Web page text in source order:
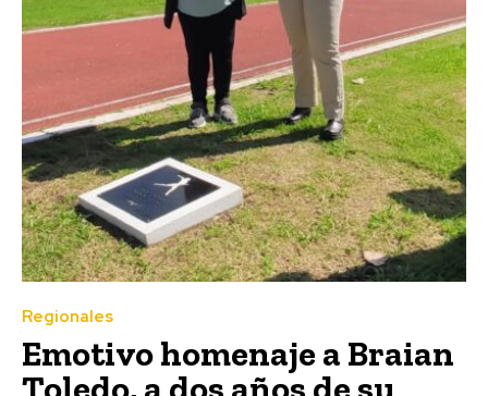
Regionales
Emotivo homenaje a Braian